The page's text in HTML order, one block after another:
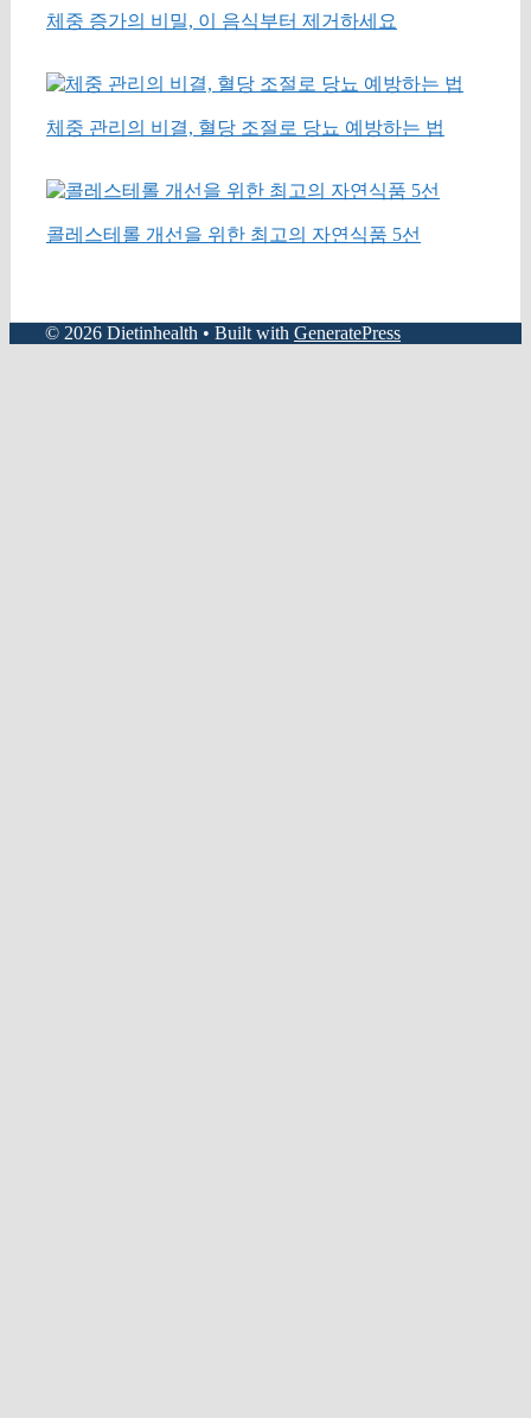
체중 증가의 비밀, 이 음식부터 제거하세요
체중 관리의 비결, 혈당 조절로 당뇨 예방하는 법
콜레스테롤 개선을 위한 최고의 자연식품 5선
© 2026 Dietinhealth • Built with GeneratePress